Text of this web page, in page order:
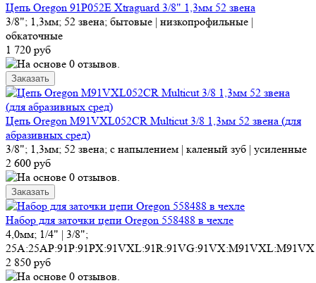
Цепь Oregon 91P052E Xtraguard 3/8" 1,3мм 52 звена
3/8"; 1,3мм; 52 звена; бытовые | низкопрофильные |
обкаточные
1 720 руб
Цепь Oregon M91VXL052CR Multicut 3/8 1,3мм 52 звена (для
абразивных сред)
3/8"; 1,3мм; 52 звена; с напылением | каленый зуб | усиленные
2 600 руб
Набор для заточки цепи Oregon 558488 в чехле
4,0мм; 1/4" | 3/8";
25A:25AP:91P:91PX:91VXL:91R:91VG:91VX:M91VXL:M91VX
2 850 руб